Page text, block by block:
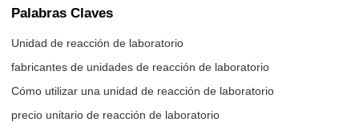
Palabras Claves
Unidad de reacción de laboratorio
fabricantes de unidades de reacción de laboratorio
Cómo utilizar una unidad de reacción de laboratorio
precio unitario de reacción de laboratorio